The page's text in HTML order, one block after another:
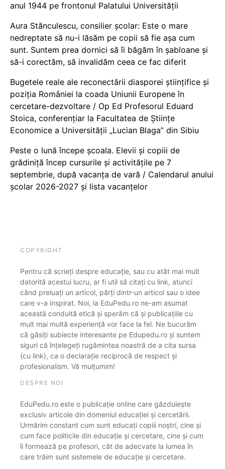
anul 1944 pe frontonul Palatului Universității
Aura Stănculescu, consilier școlar: Este o mare
nedreptate să nu-i lăsăm pe copii să fie așa cum
sunt. Suntem prea dornici să îi băgăm în șabloane și
să-i corectăm, să invalidăm ceea ce fac diferit
Bugetele reale ale reconectării diasporei științifice și
poziția României la coada Uniunii Europene în
cercetare-dezvoltare / Op Ed Profesorul Eduard
Stoica, conferențiar la Facultatea de Științe
Economice a Universității „Lucian Blaga” din Sibiu
Peste o lună începe școala. Elevii și copiii de
grădiniță încep cursurile și activitățile pe 7
septembrie, după vacanța de vară / Calendarul anului
școlar 2026-2027 și lista vacanțelor
COPYRIGHT
Pentru că scrieți despre educație, sau cu atât mai mult
datorită acestui lucru, ar fi util să citați cu link, atunci
când preluați un articol, părți dintr-un articol sau o idee
care v-a inspirat. Noi, la EduPedu.ro ne-am asumat
această conduită etică și sperăm că și publicațiile cu
mult mai multă experiență vor face la fel. Ne bucurăm
că găsiți subiecte interesante pe Edupedu.ro și suntem
siguri că înțelegeți rugămintea noastră de a cita sursa
(cu link), ca o declarație reciprocă de respect și
profesionalism. Vă mulțumim!
DESPRE NOI
EduPedu.ro este o publicație online care găzduiește
exclusiv articole din domeniul educației și cercetării.
Urmărim constant cum sunt educați copiii noștri, cine și
cum face politicile din educație și cercetare, cine și cum
îi formează pe profesori, cât de adecvate la lumea în
care trăim sunt sistemele de educație și cercetare.